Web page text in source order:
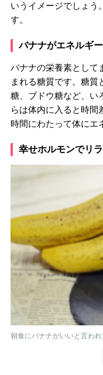
いうイメージでしょう
す。
バナナがエネルギ
バナナの栄養素として
まれる糖質です。糖質
糖、ブドウ糖など、い
らは体内に入ると時間
時間にわたって体にエ
幸せホルモンでリ
朝食にバナナがいいと言わ